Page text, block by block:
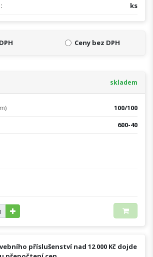
ks
Ceny bez DPH
skladem
100/100
600-40
příslušenství nad 12 000 Kč dojde